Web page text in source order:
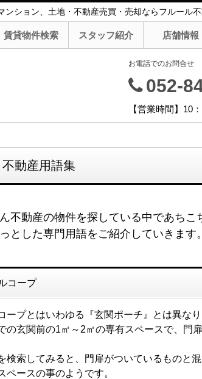
ンション、土地・不動産売買・売却ならフルール
賃貸物件検索 スタッフ紹介 店舗情報
お電話でのお問合せ
052-
【営業時間】10
不動産用語集
不動産の物件を探している中であちこ
とした専門用語をご紹介していきます
コープ
ープとはいわゆる『玄関ポーチ』とは異な
の玄関前の1㎡～2㎡の専有スペースで、門
検索してみると、門扉がついているものと
ペースの事のようです。